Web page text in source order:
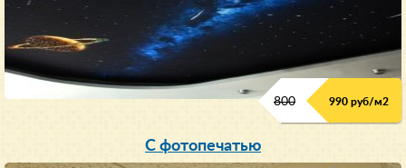
800 990 руб/м2
С фотопечатью